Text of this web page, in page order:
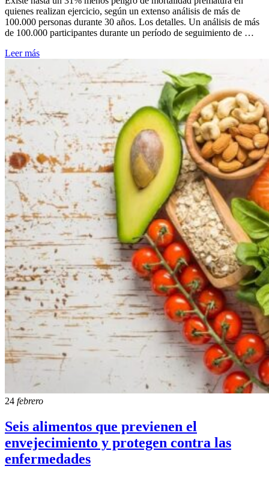
quienes realizan ejercicio, según un extenso análisis de más de
100.000 personas durante 30 años. Los detalles. Un análisis de más
de 100.000 participantes durante un período de seguimiento de …
Leer más
24 febrero
Seis alimentos que previenen el
envejecimiento y protegen contra las
enfermedades